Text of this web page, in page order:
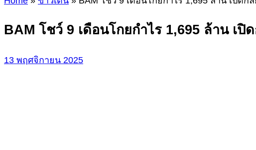
BAM โชว์ 9 เดือนโกยกำไร 1,695 ล้าน เปิ
13 พฤศจิกายน 2025